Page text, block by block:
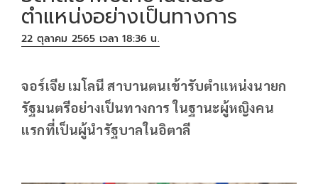
ตำแหน่งอย่างเป็นทางการ
22 ตุลาคม 2565 เวลา 18:36 น.
จอร์เจีย เมโลนี สาบานตนเข้ารับตำแหน่งนายก
รัฐมนตรีอย่างเป็นทางการ ในฐานะผู้หญิงคน
แรกที่เป็นผู้นำรัฐบาลในอิตาลี